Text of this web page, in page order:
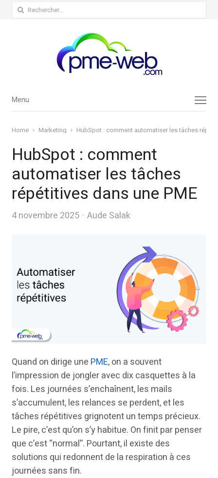
Rechercher :
Menu
Menu
Home Marketing HubSpot : comment automatiser les tâches
HubSpot : comment
automatiser les tâches
répétitives dans une PME
4 novembre 2025 Author
Aude Salak
Quand on dirige une PME, on a souvent
l’impression de jongler avec dix casquettes à la
fois. Les journées s’enchaînent, les mails
s’accumulent, les relances se perdent, et les
tâches répétitives grignotent un temps précieux.
Le pire, c’est qu’on s’y habitue. On finit par penser
que c’est “normal”. Pourtant, il existe des
solutions qui redonnent de la respiration à ces
journées sans fin.